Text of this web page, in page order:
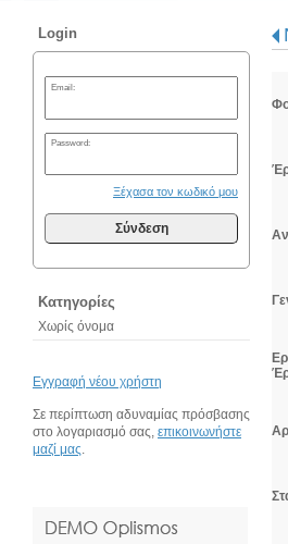
Login
Email:
Password:
Ξέχασα τον κωδικό μου
Σύνδεση
Κατηγορίες
Χωρίς όνομα
Εγγραφή νέου χρήστη
Σε περίπτωση αδυναμίας πρόσβασης
στο λογαριασμό σας, επικοινωνήστε
μαζί μας.